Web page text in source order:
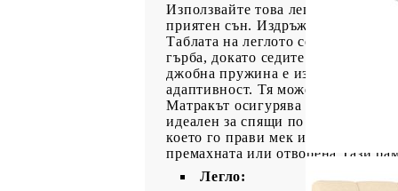
Използвайте това легло с
приятен сън. Издръжлива
Таблата на леглото се регулира
гърба, докато седите в леглото,
джобна пружина е известна с
адаптивност. Тя може ефективно
Матракът осигурява перфектно
идеален за спящи по гръб или
което го прави мек и удобен.
премахната или отворена.Тази
Легло: